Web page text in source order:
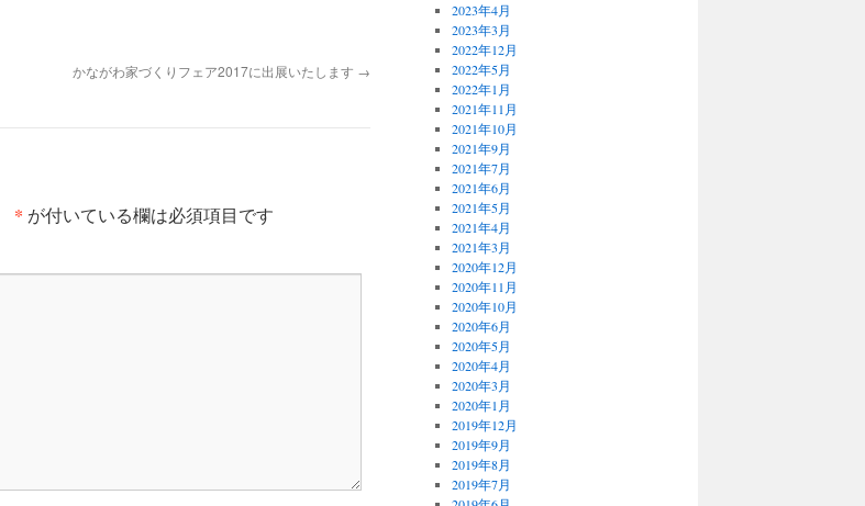
かながわ家づくりフェア2017に出展いたします →
* が付いている欄は必須項目です
2023年4月
2023年3月
2022年12月
2022年5月
2022年1月
2021年11月
2021年10月
2021年9月
2021年7月
2021年6月
2021年5月
2021年4月
2021年3月
2020年12月
2020年11月
2020年10月
2020年6月
2020年5月
2020年4月
2020年3月
2020年1月
2019年12月
2019年9月
2019年8月
2019年7月